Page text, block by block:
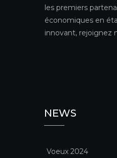
les premiers
économiques en
innovant, rejoignez
NEWS
Voeux 2024